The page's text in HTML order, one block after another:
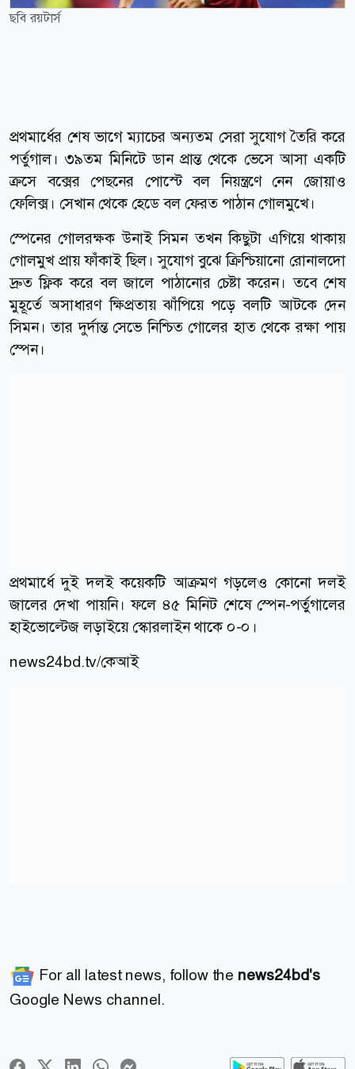
ছবি রয়টার্স
প্রথমার্ধের শেষ ভাগে ম্যাচের অন্যতম সেরা সুযোগ তৈরি করে
পর্তুগাল। ৩৯তম মিনিটে ডান প্রান্ত থেকে ভেসে আসা একটি
ক্রসে বক্সের পেছনের পোস্টে বল নিয়ন্ত্রণে নেন জোয়াও
ফেলিক্স। সেখান থেকে হেডে বল ফেরত পাঠান গোলমুখে।
স্পেনের গোলরক্ষক উনাই সিমন তখন কিছুটা এগিয়ে থাকায়
গোলমুখ প্রায় ফাঁকাই ছিল। সুযোগ বুঝে ক্রিশ্চিয়ানো রোনালদো
দ্রুত ফ্লিক করে বল জালে পাঠানোর চেষ্টা করেন। তবে শেষ
মুহূর্তে অসাধারণ ক্ষিপ্রতায় ঝাঁপিয়ে পড়ে বলটি আটকে দেন
সিমন। তার দুর্দান্ত সেভে নিশ্চিত গোলের হাত থেকে রক্ষা পায়
স্পেন।
প্রথমার্ধে দুই দলই কয়েকটি আক্রমণ গড়লেও কোনো দলই
জালের দেখা পায়নি। ফলে ৪৫ মিনিট শেষে স্পেন-পর্তুগালের
হাইভোল্টেজ লড়াইয়ে স্কোরলাইন থাকে ০-০।
news24bd.tv/কেআই
For all latest news, follow the news24bd's
Google News channel.